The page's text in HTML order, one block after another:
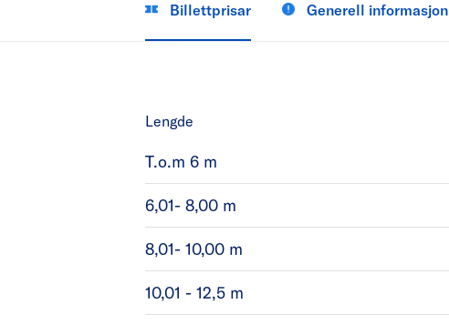
Billettprisar Generell informasjon
Lengde
T.o.m 6 m
6,01- 8,00 m
8,01- 10,00 m
10,01 - 12,5 m